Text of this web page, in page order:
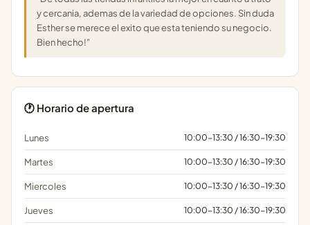
y cercania, ademas de la variedad de opciones. Sin duda
Esther se merece el exito que esta teniendo su negocio.
Bien hecho!"
🕐 Horario de apertura
Lunes 10:00-13:30 / 16:30-19:30
Martes 10:00-13:30 / 16:30-19:30
Miercoles 10:00-13:30 / 16:30-19:30
Jueves 10:00-13:30 / 16:30-19:30